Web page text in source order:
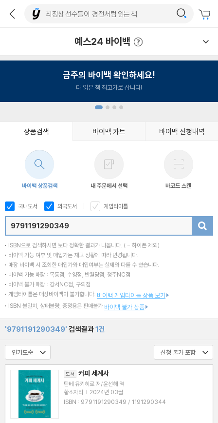
예스24 바이백
금주의 바이백 확인하세요!
다 읽은 책 최고가로 삽니다!
상품검색 바이백 카트 바이백 신청내역
바이백 상품검색 내 주문에서 선택 바코드 스캔
국내도서 외국도서 게임타이틀
ISBN으로 검색하시면 보다 정확한 결과가 나옵니다. ( - 하이픈 제외)
바이백 가능 여부 및 매입가는 재고 상황에 따라 변경됩니다.
매장 바이백 시 조회한 매입가와 매입여부는 실제와 다를 수 있습니다.
바이백 가능 매장 : 목동점, 수영점, 반월당점, 청주NC점
바이백 불가 매장 : 강서NC점, 구의점
게임타이틀은 매장바이백이 불가합니다. 바이백 게임타이틀 상품 보기
ISBN 불일치, 상태불량, 증정용은 판매불가 바이백 불가 상품
'9791191290349' 검색결과1건
도서 커피 세계사
탄베 유키히로 저/윤선해 역
황소자리 | 2024년 03월
ISBN : 9791191290349 / 1191290344